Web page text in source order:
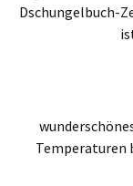
Dschungelbuch-
Temperaturen